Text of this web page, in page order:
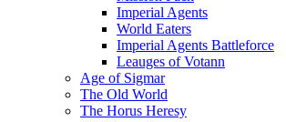
Imperial Agents
World Eaters
Imperial Agents Battleforce
Leauges of Votann
Age of Sigmar
The Old World
The Horus Heresy